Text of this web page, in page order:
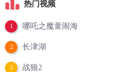
热门视频
1 哪吒之魔童闹海
2 长津湖
3 战狼2